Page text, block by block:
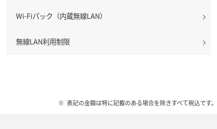
Wi-Fiパック（内蔵無線LAN）
無線LAN利用制限
表記の金額は特に記載のある場合を除きすべて税込です。